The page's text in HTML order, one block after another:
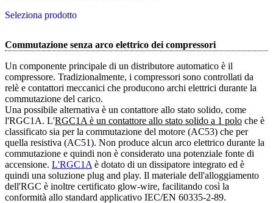
Seleziona prodotto
Commutazione senza arco elettrico dei compressori
Un componente principale di un distributore automatico è il
compressore. Tradizionalmente, i compressori sono controllati da
relè e contattori meccanici che producono archi elettrici durante la
commutazione del carico.
Una possibile alternativa è un contattore allo stato solido, come
l'RGC1A. L'RGC1A è un contattore allo stato solido a 1 polo che è
classificato sia per la commutazione del motore (AC53) che per
quella resistiva (AC51). Non produce alcun arco elettrico durante la
commutazione e quindi non è considerato una potenziale fonte di
accensione. L'RGC1A è dotato di un dissipatore integrato ed è
quindi una soluzione plug and play. Il materiale dell'alloggiamento
dell'RGC è inoltre certificato glow-wire, facilitando così la
conformità allo standard applicativo IEC/EN 60335-2-89.